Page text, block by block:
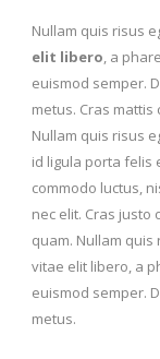
Nullam quis risus
elit libero, a
euismod semper.
metus. Cras
Nullam quis risus
id ligula porta felis
commodo luctus,
nec elit. Cras justo
quam. Nullam
vitae elit libero, a
euismod semper.
metus.